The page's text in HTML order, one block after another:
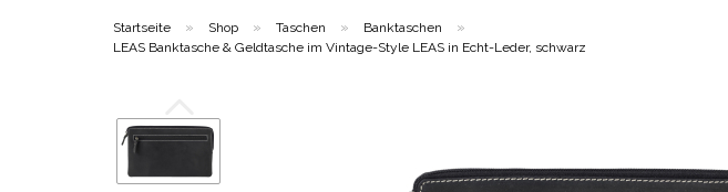
Startseite » Shop » Taschen » Banktaschen »
LEAS Banktasche & Geldtasche im Vintage-Style LEAS in Echt-Leder, schwarz